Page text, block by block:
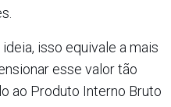
isso equivale a mais
esse valor tão
ao Produto Interno Bruto